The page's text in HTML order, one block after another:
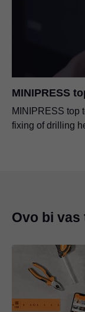
MINIPRESS
MINIPRESS top
fixing of drilling
Ovo bi vas